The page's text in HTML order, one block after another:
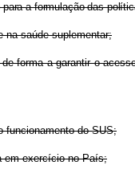
a formulação das
na saúde suplementar;
forma a garantir o
funcionamento do SUS;
em exercício no País;